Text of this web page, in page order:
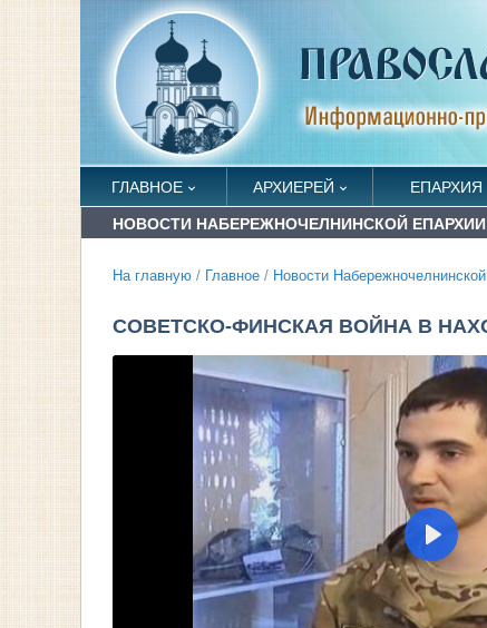
ГЛАВНОЕ АРХИЕРЕЙ ЕПАРХИЯ
НОВОСТИ НАБЕРЕЖНОЧЕЛНИНСКОЙ ЕПАРХИИ
На главную / Главное / Новости
СОВЕТСКО-ФИНСКАЯ ВОЙНА В
Play